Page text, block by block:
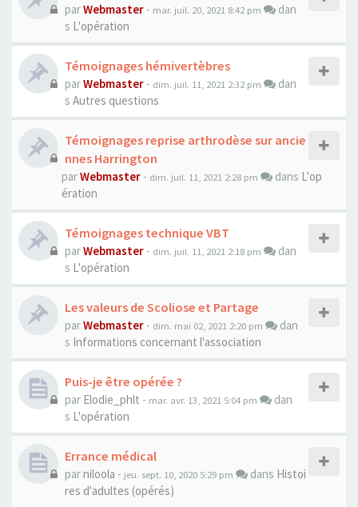
parWebmaster - mar. juil. 20, 2021 8:42 pm
dan
s L'opération
Témoignages hémivertèbres
parWebmaster - dim. juil. 11, 2021 2:32 pm
dan
s Autres questions
Témoignages reprise arthrodèse sur ancie
nnes Harrington
parWebmaster - dim. juil. 11, 2021 2:28 pm dans L'op
ération
Témoignages technique VBT
parWebmaster - dim. juil. 11, 2021 2:18 pm
dan
s L'opération
Les valeurs de Scoliose et Partage
parWebmaster - dim. mai 02, 2021 2:20 pm
dan
s Informations concernant l'association
Puis-je être opérée ?
par Elodie_phlt - mar. avr. 13, 2021 5:04 pm
dan
s L'opération
Errance médical
parniloola - jeu. sept. 10, 2020 5:29 pm dans Histoi
res d'adultes (opérés)